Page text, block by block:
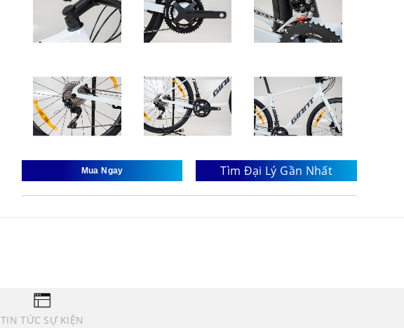
Mua Ngay Tìm Đại Lý Gần Nhất
TIN TỨC SỰ KIỆN